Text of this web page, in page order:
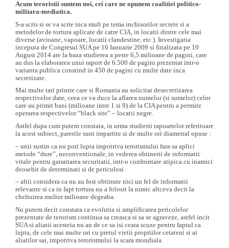
Acum teroristii suntem noi, cei care ne opunem coalitiei politico-
militara-mediatica.
S-a scris si se va scrie inca mult pe tema inchisorilor secrete si a
metodelor de tortura aplicate de catre CIA, in locatii dintre cele mai
diverse (avioane, vapoare, locatii clandestine, etc.). Investigatia
inceputa de Congresul SUA pe 16 Ianuarie 2009 si finalizata pe 10
August 2014 are la baza studierea a peste 6,5 milioane de pagini, care
au dus la elaborarea unui raport de 6.500 de pagini prezentat intr-o
varianta publica constind in 450 de pagini cu multe date inca
secretizate.
Mai multe tari printre care si Romania au solicitat desecretizarea
respectivelor date, ceea ce va duce la aflarea numelor (si sumelor) celor
care au primit bani (milioane intre 1 si 9) de la CIA pentru a permite
operarea respectivelor “black site” – locatii negre.
Astfel dupa cum putem constata, in urma studierii rapoartelor referitoare
la acest subiect, parerile sunt impartite si de multe ori diametral opuse :
– unii sustin ca nu poti lupta impotriva terorismului fara sa aplici
metode “dure”, neconventionale, in vederea obtinerii de informatii
vitale pentru garantarea securitatii, intr-o confruntare atipica cu inamici
deosebit de determinati si de periculosi
– altii considera ca nu au fost obtinute nici un fel de informatii
relevante si ca in fapt tortura nu a folosit la nimic altceva decit la
cheltuirea multor milioane degeaba.
Nu putem decit constata ca evolutia si amplificarea pericolelor
prezentate de terorism continua sa creasca si sa se agraveze, astfel incit
SUA si aliatii acesteia nu au de ce sa isi ceara scuze pentru faptul ca
lupta, de cele mai multe ori cu pretul vietii propriilor cetateni si ai
aliatilor sai, impotriva terorismului la scara mondiala.